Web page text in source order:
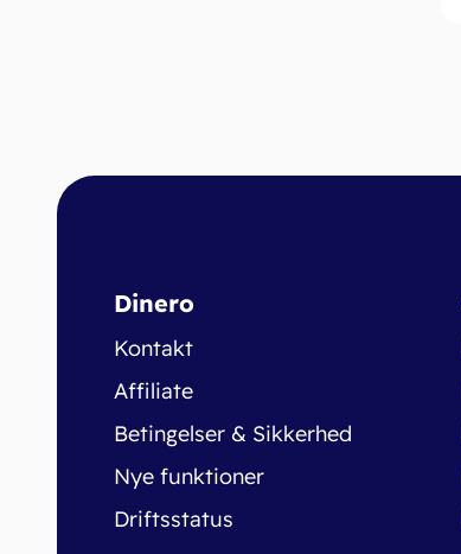
Dinero
Kontakt
Affiliate
Betingelser & Sikkerhed
Nye funktioner
Driftsstatus